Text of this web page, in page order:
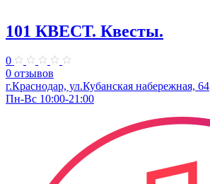
101 КВЕСТ. Квесты.
0
0 отзывов
г.Краснодар, ул.Кубанская набережная, 64
Пн-Вс 10:00-21:00